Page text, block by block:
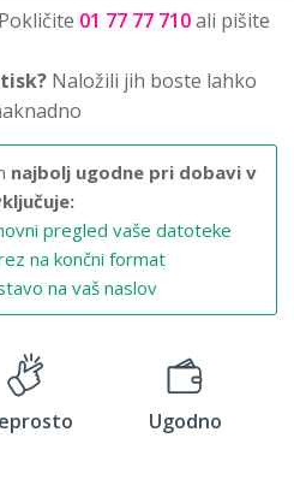
Pokličite 01 77 77 710ali pišite
Naložili jih boste lahko
najbolj ugodne pri dobavi v
pregled vaše datoteke
na končni format
na vaš naslov
Ugodno